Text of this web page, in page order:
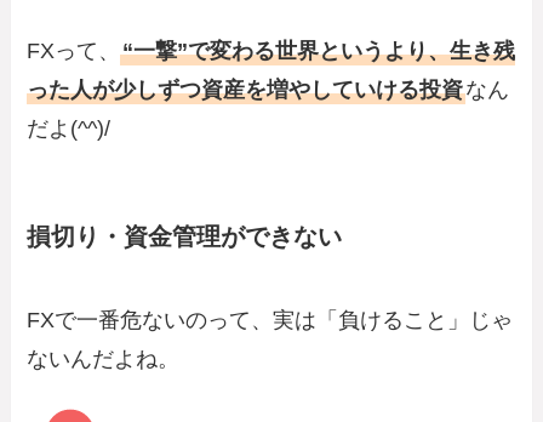
FXって、“一撃”で変わる世界というより、生き残
った人が少しずつ資産を増やしていける投資なん
だよ(^^)/
損切り・資金管理ができない
FXで一番危ないのって、実は「負けること」じゃ
ないんだよね。